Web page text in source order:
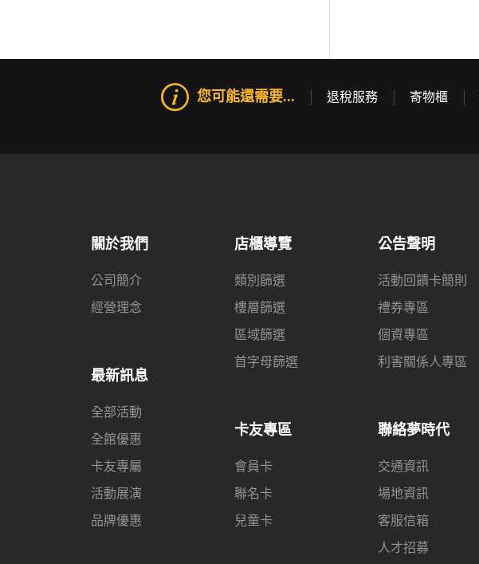
您可能還需要... 退稅服務 寄物櫃
關於我們
公司簡介
經營理念
最新訊息
全部活動
全館優惠
卡友專屬
活動展演
品牌優惠
店櫃導覽
類別篩選
樓層篩選
區域篩選
首字母篩選
卡友專區
會員卡
聯名卡
兒童卡
公告聲明
活動回饋卡簡則
禮券專區
個資專區
利害關係人專區
聯絡夢時代
交通資訊
場地資訊
客服信箱
人才招募